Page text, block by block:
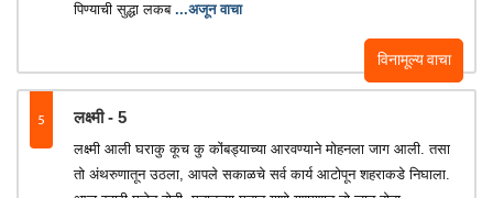
विनामूल्य वाचा
पिण्याची सुद्धा लकब ...अजून वाचा
5 लक्ष्मी - 5
लक्ष्मी आली घराकु कूच कु कोंबड्याच्या आरवण्याने मोहनला जाग आली. तसा
तो अंथरुणातून उठला, आपले सकाळचे सर्व कार्य आटोपून शहराकडे निघाला.